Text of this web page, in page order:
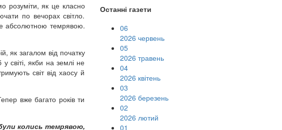
розуміти, як це класно
по вечорах світло.
абсолютною темрявою.
як загалом від початку
світі, якби на землі не
світ від хаосу й
вже багато років ти
колись темрявою,
Останні газети
06
2026 червень
05
2026 травень
04
2026 квітень
03
2026 березень
02
2026 лютий
01